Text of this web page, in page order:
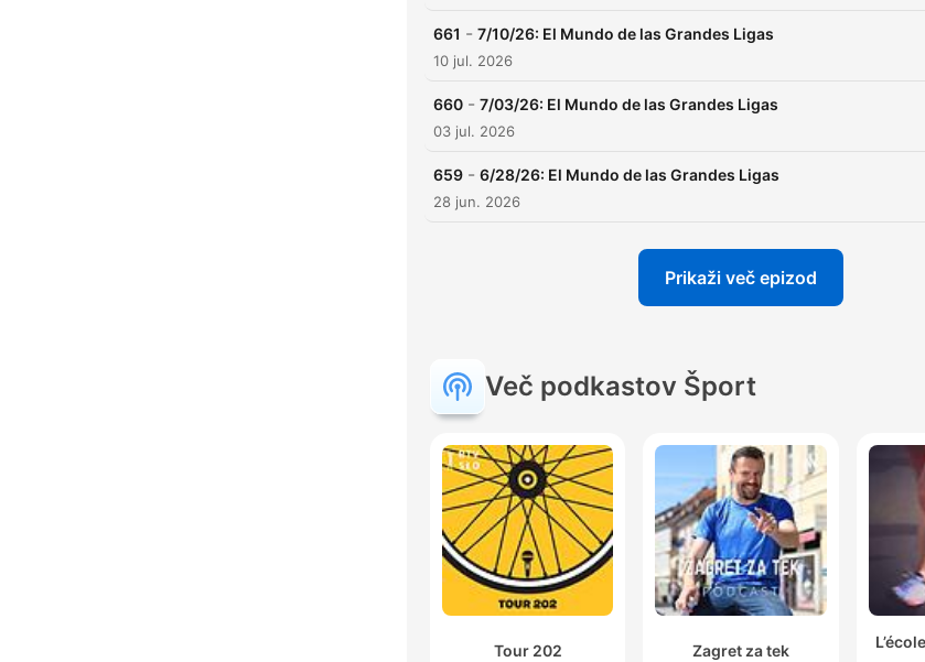
661 - 7/10/26: El Mundo de las Grandes Ligas
10 jul. 2026
660 - 7/03/26: El Mundo de las Grandes Ligas
03 jul. 2026
659 - 6/28/26: El Mundo de las Grandes Ligas
28 jun. 2026
Prikaži več epizod
Več podkastov Šport
Tour 202 Zagret za tek